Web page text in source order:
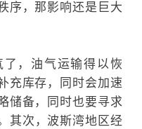
序，那影响还是巨大
，油气运输得以恢
充库存，同时会加速
储备，同时也要寻求
其次，波斯湾地区经